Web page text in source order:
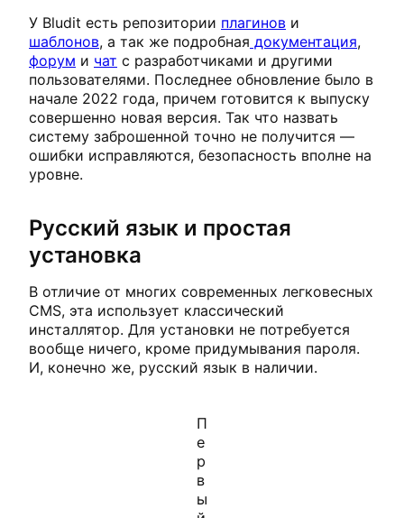
У Bludit есть репозитории плагинов и
шаблонов, а так же подробная документация,
форум и чат с разработчиками и другими
пользователями. Последнее обновление было в
начале 2022 года, причем готовится к выпуску
совершенно новая версия. Так что назвать
систему заброшенной точно не получится —
ошибки исправляются, безопасность вполне на
уровне.
Русский язык и простая
установка
В отличие от многих современных легковесных
CMS, эта использует классический
инсталлятор. Для установки не потребуется
вообще ничего, кроме придумывания пароля.
И, конечно же, русский язык в наличии.
П
е
р
в
ы